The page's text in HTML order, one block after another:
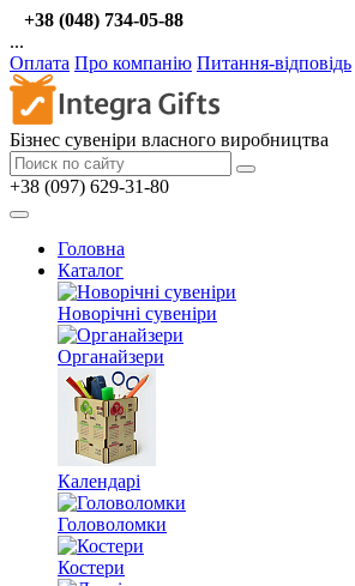
+38 (048) 734-05-88
...
Оплата Про компанію Питання-відповідь
Бізнес сувеніри власного виробництва
+38 (097) 629-31-80
Головна
Каталог
Новорічні сувеніри
Органайзери
Календарі
Головоломки
Костери